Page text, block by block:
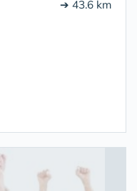
➔ 43.6 km